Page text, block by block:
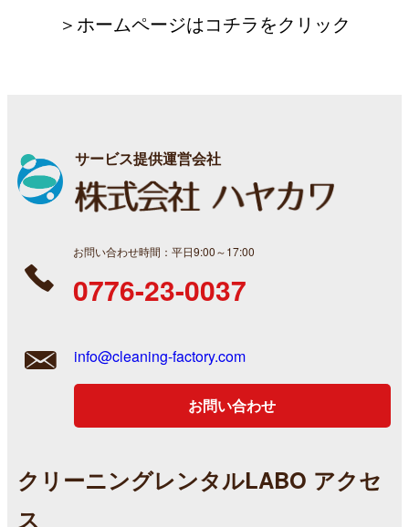
＞ホームページはコチラをクリック
サービス提供運営会社
お問い合わせ時間：平日9:00～17:00
0776-23-0037
info@cleaning-factory.com
お問い合わせ
クリーニングレンタルLABO アクセ
ス